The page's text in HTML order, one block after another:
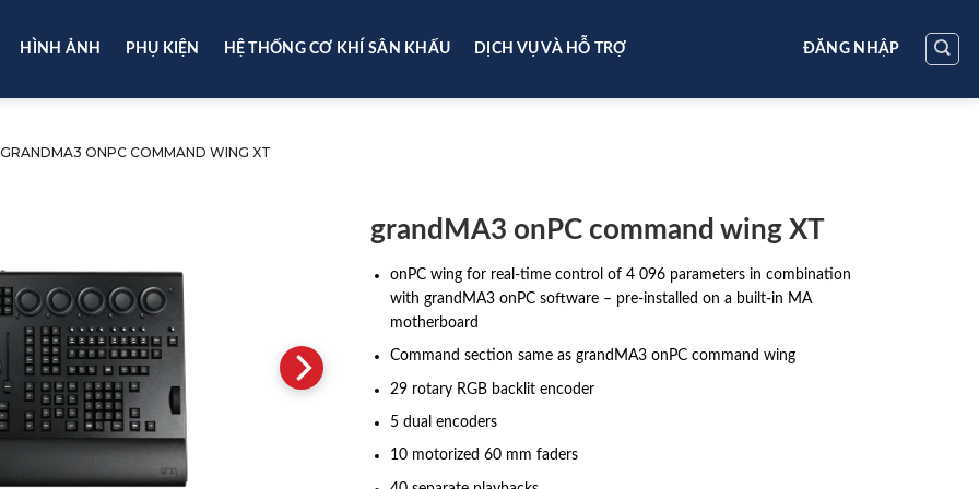
HÌNH ẢNH PHỤ KIỆN HỆ THỐNG CƠ KHÍ SÂN KHẤU DỊCH VỤ VÀ HỖ TRỢ ĐĂNG NHẬP
GRANDMA3 ONPC COMMAND WING XT
grandMA3 onPC command wing XT
onPC wing for real-time control of 4 096 parameters in combination
with grandMA3 onPC software – pre-installed on a built-in MA
motherboard
Command section same as grandMA3 onPC command wing
29 rotary RGB backlit encoder
5 dual encoders
10 motorized 60 mm faders